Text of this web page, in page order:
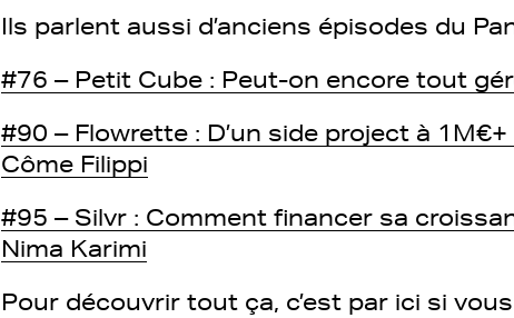
Ils parlent aussi d’anciens épisodes du
#76 – Petit Cube : Peut-on encore tout
#90 – Flowrette : D’un side project à
Côme Filippi
#95 – Silvr : Comment financer sa
Nima Karimi
Pour découvrir tout ça, c’est par ici si